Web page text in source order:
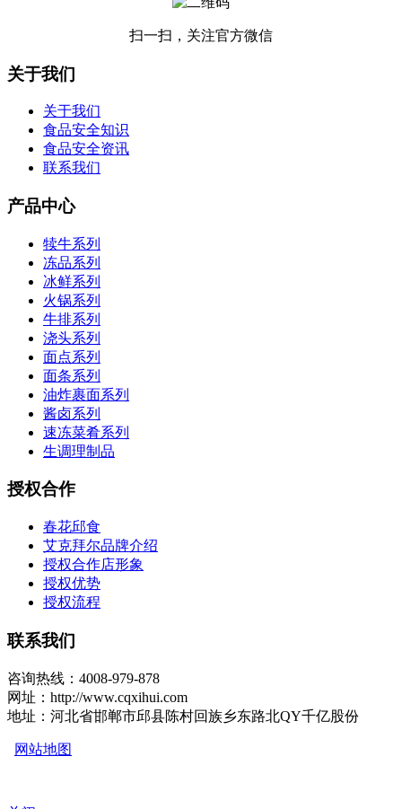
扫一扫，关注官方微信
关于我们
关于我们
食品安全知识
食品安全资讯
联系我们
产品中心
犊牛系列
冻品系列
冰鲜系列
火锅系列
牛排系列
浇头系列
面点系列
面条系列
油炸裹面系列
酱卤系列
速冻菜肴系列
生调理制品
授权合作
春花邱食
艾克拜尔品牌介绍
授权合作店形象
授权优势
授权流程
联系我们
咨询热线：4008-979-878
网址：http://www.cqxihui.com
地址：河北省邯郸市邱县陈村回族乡东路北QY千亿股份
网站地图